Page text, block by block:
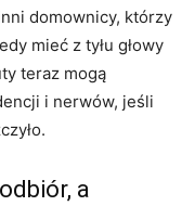
domownicy, którzy
mieć z tyłu głowy
teraz mogą
i nerwów, jeśli
a